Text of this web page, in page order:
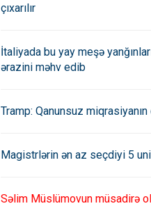
çıxarılır
İtaliyada bu yay meşə
ərazini məhv edib
Tramp: Qanunsuz miqrasiyanın
Magistrlərin ən az seçdiyi 5
Səlim Müslümovun müsadirə